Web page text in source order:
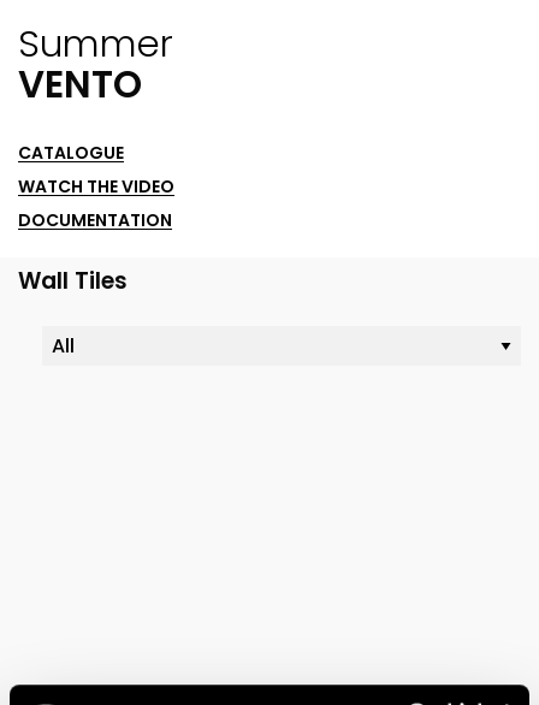
Summer
VENTO
CATALOGUE
WATCH THE VIDEO
DOCUMENTATION
Wall Tiles